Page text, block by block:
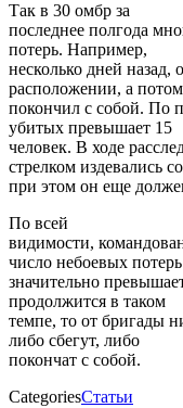
Так в 30 омбр за
последнее полгода
потерь. Например,
несколько дней назад,
расположении, а потом
покончил с собой. По
убитых превышает 15
человек. В ходе
стрелком издевались
при этом он еще
По всей
видимости,
число небоевых потерь
значительно
продолжится в таком
темпе, то от бригады
либо сбегут, либо
покончат с собой.
CategoriesСтатьи